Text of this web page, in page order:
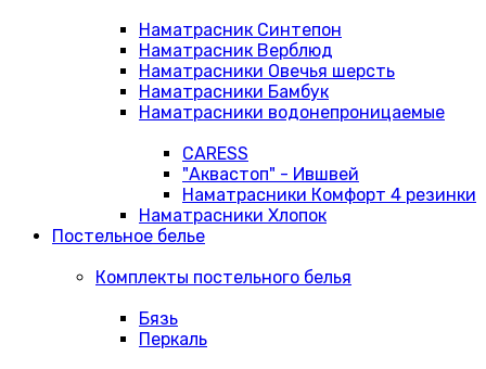
Наматрасник Синтепон
Наматрасник Верблюд
Наматрасники Овечья шерсть
Наматрасники Бамбук
Наматрасники водонепроницаемые
CARESS
"Аквастоп" - Ившвей
Наматрасники Комфорт 4 резинки
Наматрасники Хлопок
Постельное белье
Комплекты постельного белья
Бязь
Перкаль